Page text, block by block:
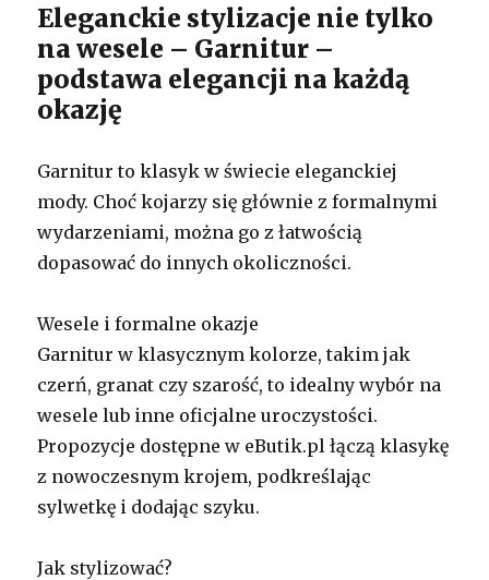
Eleganckie stylizacje nie tylko
na wesele – Garnitur –
podstawa elegancji na każdą
okazję
Garnitur to klasyk w świecie eleganckiej
mody. Choć kojarzy się głównie z formalnymi
wydarzeniami, można go z łatwością
dopasować do innych okoliczności.
Wesele i formalne okazje
Garnitur w klasycznym kolorze, takim jak
czerń, granat czy szarość, to idealny wybór na
wesele lub inne oficjalne uroczystości.
Propozycje dostępne w eButik.pl łączą klasykę
z nowoczesnym krojem, podkreślając
sylwetkę i dodając szyku.
Jak stylizować?